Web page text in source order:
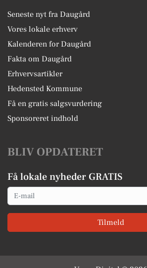
Seneste nyt fra Daugård
Vores lokale erhverv
Kalenderen for Daugård
Fakta om Daugård
Erhvervsartikler
Hedensted Kommune
Få en gratis salgsvurdering
Sponsoreret indhold
BLIV OPDATERET
Få lokale nyheder GRATIS
Email
Tilmeld